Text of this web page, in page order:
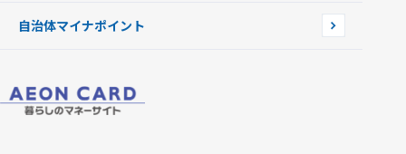
自治体マイナポイント